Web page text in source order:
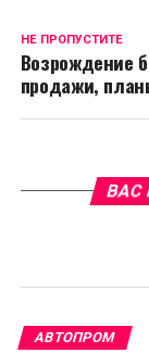
НЕ ПРОПУСТИТЕ
Возрождение
продажи,
ВАС
АВТОПРОМ